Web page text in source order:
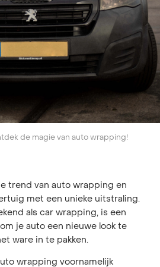
de magie van auto wrapping!
trend van auto wrapping en
met een unieke uitstraling.
als car wrapping, is een
je auto een nieuwe look te
ware in te pakken.
wrapping voornamelijk